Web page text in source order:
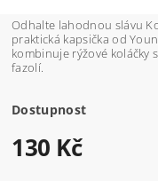
Odhalte lahodnou slávu
praktická kapsička od
kombinuje rýžové koláčky
fazolí.
Dostupnost
130 Kč